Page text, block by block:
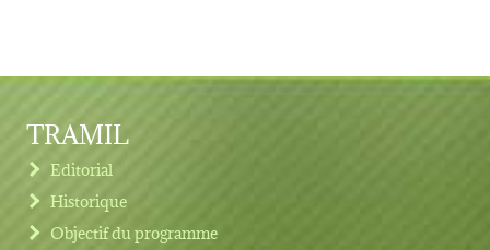
TRAMIL
Editorial
Historique
Objectif du programme